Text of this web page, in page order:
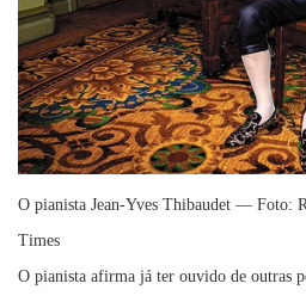
O pianista Jean-Yves Thibaudet — Foto:
Times
O pianista afirma já ter ouvido de outras